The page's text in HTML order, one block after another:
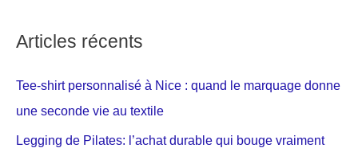
Articles récents
Tee-shirt personnalisé à Nice : quand le marquage donne
une seconde vie au textile
Legging de Pilates: l’achat durable qui bouge vraiment